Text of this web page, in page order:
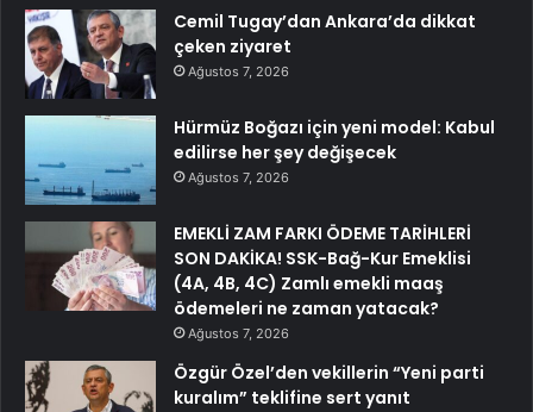
Cemil Tugay’dan Ankara’da dikkat
çeken ziyaret
Ağustos 7, 2026
Hürmüz Boğazı için yeni model: Kabul
edilirse her şey değişecek
Ağustos 7, 2026
EMEKLİ ZAM FARKI ÖDEME TARİHLERİ
SON DAKİKA! SSK-Bağ-Kur Emeklisi
(4A, 4B, 4C) Zamlı emekli maaş
ödemeleri ne zaman yatacak?
Ağustos 7, 2026
Özgür Özel’den vekillerin “Yeni parti
kuralım” teklifine sert yanıt